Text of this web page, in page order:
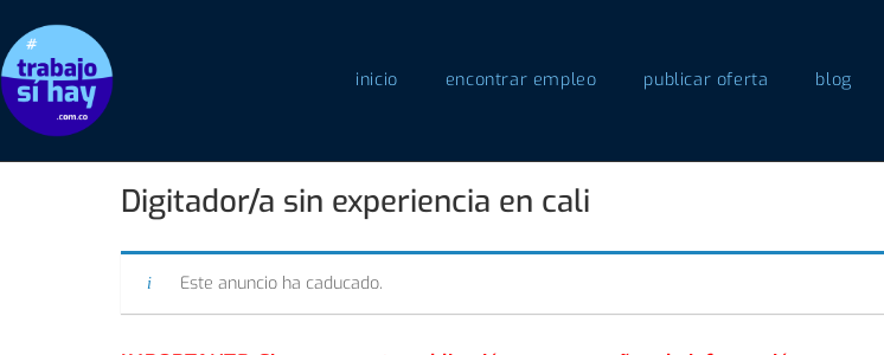
inicio encontrar empleo publicar oferta blog
Digitador/a sin experiencia en cali
Este anuncio ha caducado.